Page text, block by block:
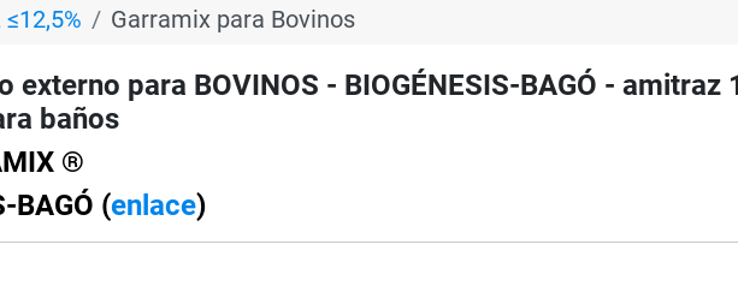
Garramix para Bovinos
externo para BOVINOS - BIOGÉNESIS-BAGÓ - amitraz
baños
®
BAGÓ (enlace)